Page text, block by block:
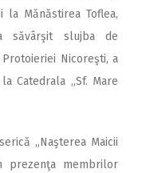
la Mănăstirea Toflea,
săvârşit slujba de
Nicoreşti, a
Catedrala „Sf. Mare
„Naşterea Maicii
prezenţa membrilor